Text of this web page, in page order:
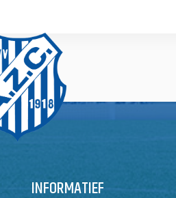
INFORMATIEF